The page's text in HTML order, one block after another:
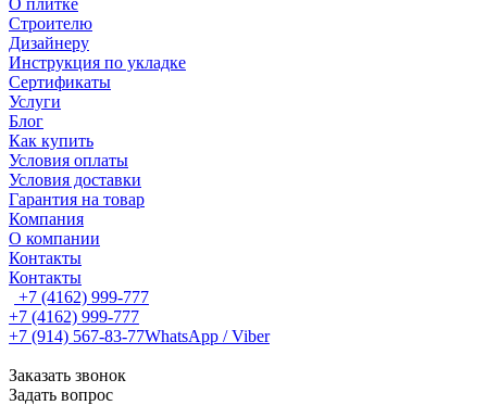
О плитке
Строителю
Дизайнеру
Инструкция по укладке
Сертификаты
Услуги
Блог
Как купить
Условия оплаты
Условия доставки
Гарантия на товар
Компания
О компании
Контакты
Контакты
+7 (4162) 999-777
+7 (4162) 999-777
+7 (914) 567-83-77WhatsApp / Viber
Заказать звонок
Задать вопрос